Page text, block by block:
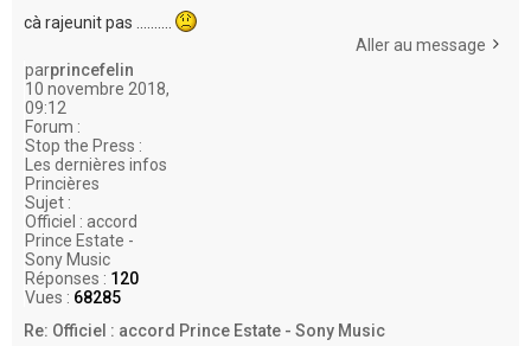
cà rajeunit pas ..........
Aller au message
parprincefelin
10 novembre 2018,
09:12
Forum :
Stop the Press :
Les dernières infos
Princières
Sujet :
Officiel : accord
Prince Estate -
Sony Music
Réponses : 120
Vues : 68285
Re: Officiel : accord Prince Estate - Sony Music